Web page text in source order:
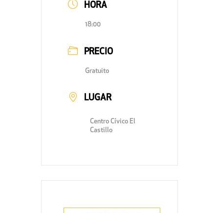
HORA
18:00
PRECIO
Gratuito
LUGAR
Centro Cívico El
Castillo